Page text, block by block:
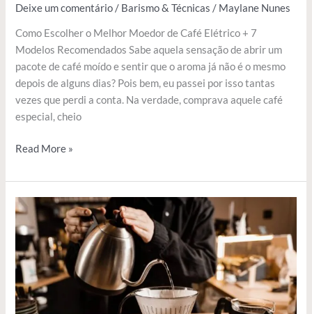
Deixe um comentário / Barismo & Técnicas / Maylane Nunes
Como Escolher o Melhor Moedor de Café Elétrico + 7
Modelos Recomendados Sabe aquela sensação de abrir um
pacote de café moído e sentir que o aroma já não é o mesmo
depois de alguns dias? Pois bem, eu passei por isso tantas
vezes que perdi a conta. Na verdade, comprava aquele café
especial, cheio
Read More »
Clever
Café:
O
Guia
Completo
do
Método